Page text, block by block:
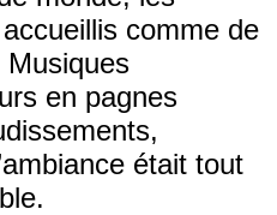
comme de
en pagnes
était tout